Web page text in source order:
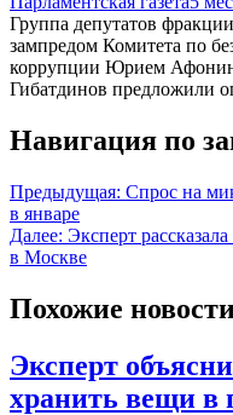
Группа депутатов
зампредом Комитета по
коррупции Юрием
Гибатдинов предложили
Навигация по
Предыдущая: Спрос на
в январе
Далее: Эксперт
в Москве
Похожие
Эксперт
хранить вещи в